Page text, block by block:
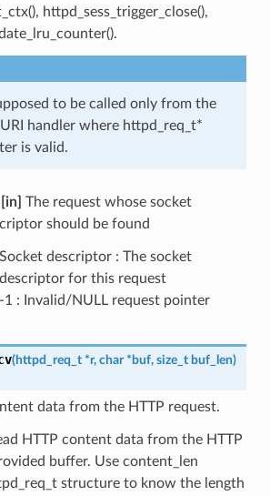
httpd_sess_trigger_close(),
to be called only from the
handler where httpd_req_t*
is valid.
[in] The request whose socket
should be found
Socket descriptor : The socket
descriptor for this request
-1 : Invalid/NULL request pointer
(httpd_req_t *r, char * buf, size_t buf_len)
data from the HTTP request.
HTTP content data from the HTTP
buffer. Use content_len
structure to know the length